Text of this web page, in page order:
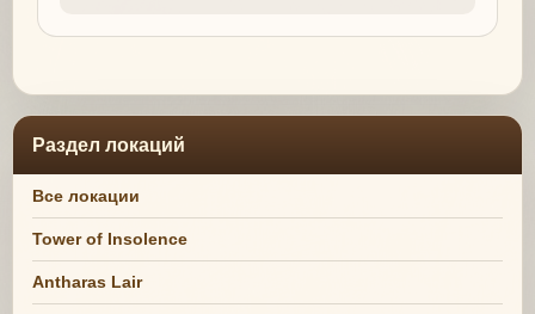
Раздел локаций
Все локации
Tower of Insolence
Antharas Lair